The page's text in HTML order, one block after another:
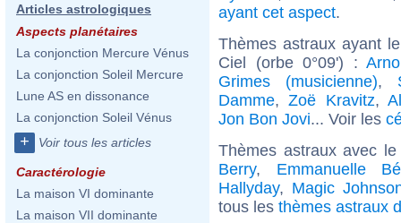
Articles astrologiques
Aspects planétaires
La conjonction Mercure Vénus
La conjonction Soleil Mercure
Lune AS en dissonance
La conjonction Soleil Vénus
+ Voir tous les articles
Caractérologie
La maison VI dominante
La maison VII dominante
ayant cet aspect.
Thèmes astraux ayant
Ciel (orbe 0°09') :
Grimes (musicienne),
Damme,Zoë Kravitz,
Jon Bon Jovi... Voir les
Thèmes astraux avec
Berry, Emmanuelle
Hallyday, Magic
tous les thèmes astraux